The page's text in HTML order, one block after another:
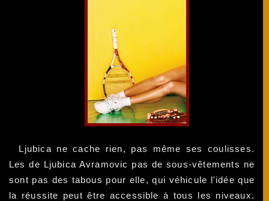
Ljubica ne cache rien, pas même ses coulisses.
Les de Ljubica Avramovic pas de sous-vêtements ne
sont pas des tabous pour elle, qui véhicule l'idée que
la réussite peut être accessible à tous les niveaux.